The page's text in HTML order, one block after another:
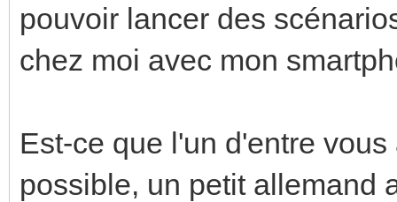
pouvoir lancer des
chez moi avec mon
Est-ce que l'un d'entre
possible, un petit allemand